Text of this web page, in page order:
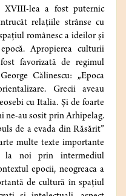
XVIII-lea a fost puternic
relațiile strânse cu
românesc a ideilor și
Apropierea culturii
favorizată de regimul
Călinescu: „Epoca
Grecii aveau
cu Italia. Și de foarte
ne-au sosit prin Arhipelag.
de a evada din Răsărit”
multe texte importante
la noi prin intermediul
epocii, neogreaca a
de cultură în spațiul